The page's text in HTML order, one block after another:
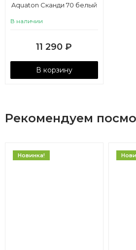
Aquaton Сканди 70 белый
В наличии
11 290 ₽
В корзину
Рекомендуем
Новинка!